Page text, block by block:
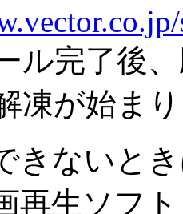
ル完了後
凍が始ま
きないと
再生ソフ